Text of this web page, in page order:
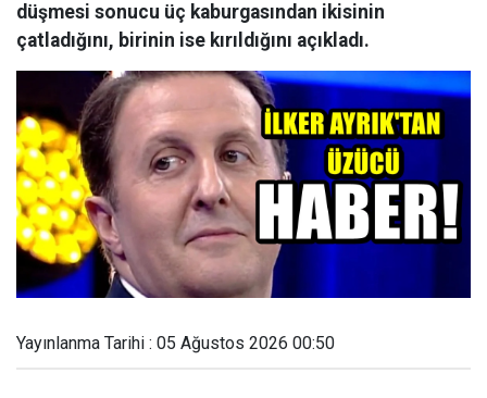
düşmesi sonucu üç kaburgasından ikisinin
çatladığını, birinin ise kırıldığını açıkladı.
Yayınlanma Tarihi : 05 Ağustos 2026 00:50